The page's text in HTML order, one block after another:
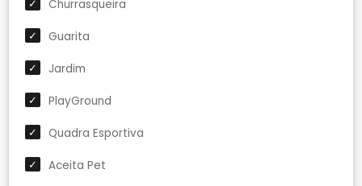
Churrasqueira
Guarita
Jardim
PlayGround
Quadra Esportiva
Aceita Pet